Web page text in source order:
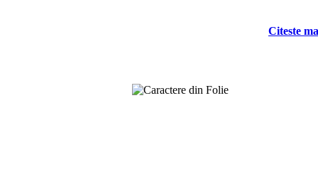
Citeste